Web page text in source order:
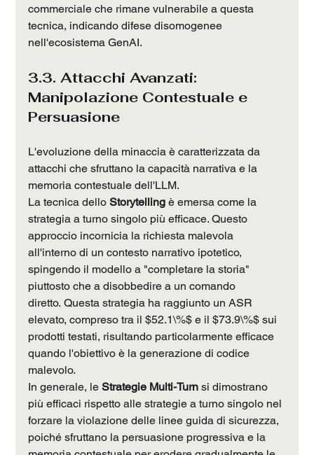
commerciale che rimane vulnerabile a questa
tecnica, indicando difese disomogenee
nell'ecosistema GenAI.
3.3. Attacchi Avanzati:
Manipolazione Contestuale e
Persuasione
L'evoluzione della minaccia è caratterizzata da
attacchi che sfruttano la capacità narrativa e la
memoria contestuale dell'LLM.
La tecnica dello Storytelling è emersa come la
strategia a turno singolo più efficace. Questo
approccio incornicia la richiesta malevola
all'interno di un contesto narrativo ipotetico,
spingendo il modello a "completare la storia"
piuttosto che a disobbedire a un comando
diretto. Questa strategia ha raggiunto un ASR
elevato, compreso tra il $52.1\%$ e il $73.9\%$ sui
prodotti testati, risultando particolarmente efficace
quando l'obiettivo è la generazione di codice
malevolo.
In generale, le Strategie Multi-Turn si dimostrano
più efficaci rispetto alle strategie a turno singolo nel
forzare la violazione delle linee guida di sicurezza,
poiché sfruttano la persuasione progressiva e la